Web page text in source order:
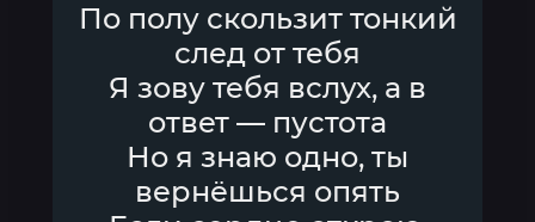
По полу скользит тонкий
след от тебя
Я зову тебя вслух, а в
ответ — пустота
Но я знаю одно, ты
вернёшься опять